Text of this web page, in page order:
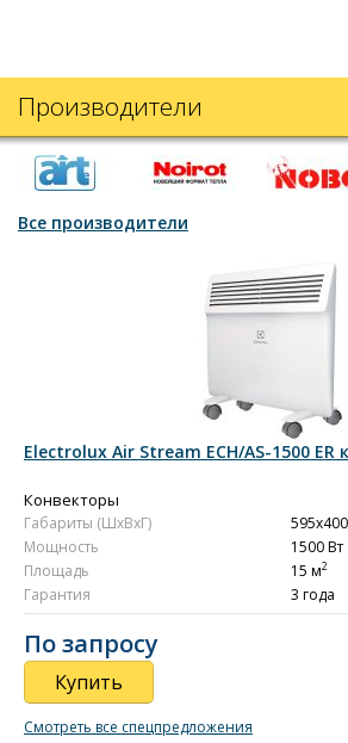
Производители
Все производители
Electrolux Air Stream ECH/AS-1500 ER
Конвекторы
Габариты (ШxВxГ)
Мощность
1500 Вт
Площадь
15 м2
Гарантия 3 года
По запросу
Купить
Смотреть все спецпредложения